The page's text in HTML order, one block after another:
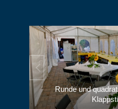
Runde und
Tische mit
Zelthimmel